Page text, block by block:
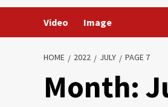
Video Image
HOME 2022 JULY PAGE 7
Month: